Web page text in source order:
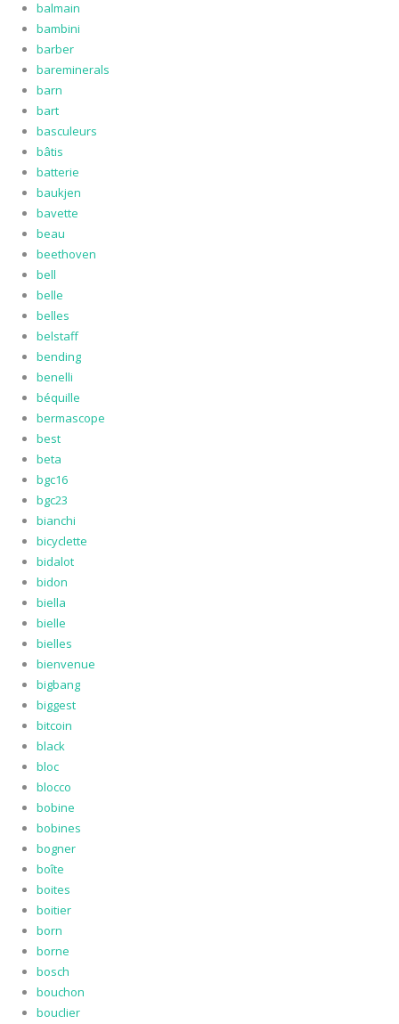
balmain
bambini
barber
bareminerals
barn
bart
basculeurs
bâtis
batterie
baukjen
bavette
beau
beethoven
bell
belle
belles
belstaff
bending
benelli
béquille
bermascope
best
beta
bgc16
bgc23
bianchi
bicyclette
bidalot
bidon
biella
bielle
bielles
bienvenue
bigbang
biggest
bitcoin
black
bloc
blocco
bobine
bobines
bogner
boîte
boites
boitier
born
borne
bosch
bouchon
bouclier